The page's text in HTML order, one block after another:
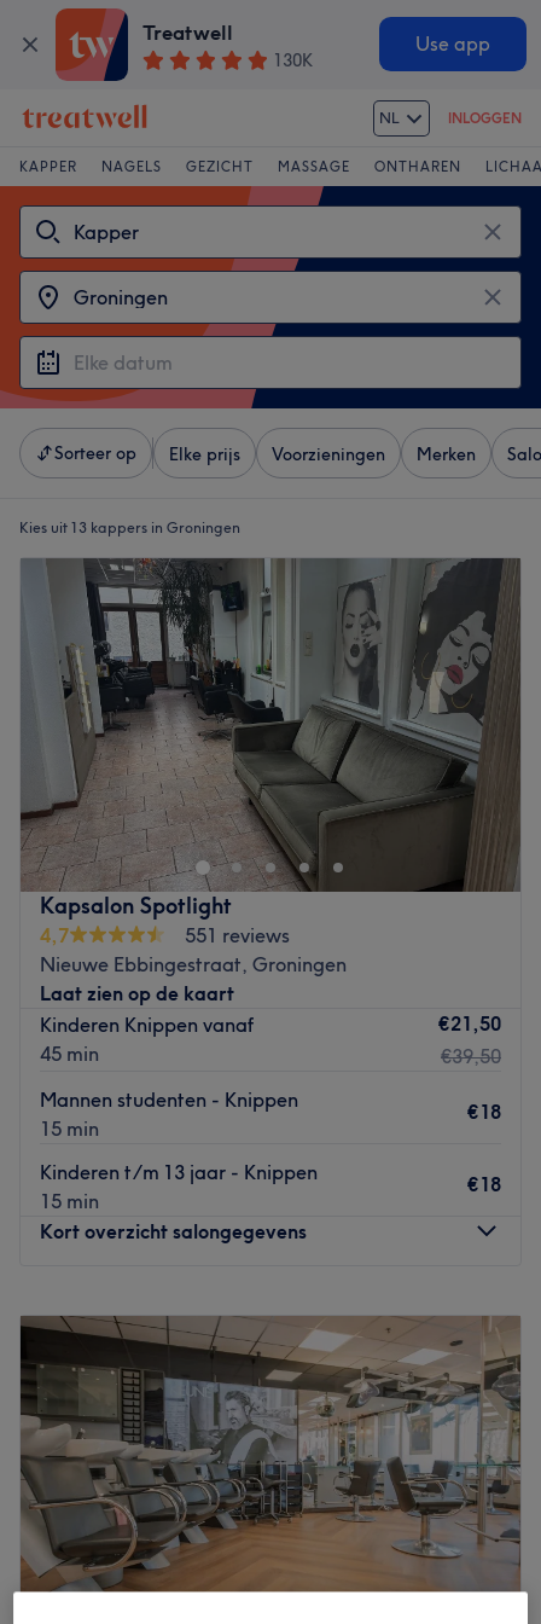
Treatwell
130K
Use app
NL INLOGGEN
KAPPER NAGELS GEZICHT MASSAGE ONTHAREN
Sorteer op Elke prijs Voorzieningen Merken
Kies uit 13 kappers in Groningen
Kapsalon Spotlight
4,7
551 reviews
Nieuwe Ebbingestraat, Groningen
Laat zien op de kaart
Kinderen Knippen vanaf
45 min
€21,50
€39,50
Mannen studenten - Knippen
15 min
€18
Kinderen t/m 13 jaar - Knippen
15 min
€18
Kort overzicht salongegevens
Dinsdag
09:30
09:30–18:00
Donderdag
09:30–18:00
Vrijdag
09:30–18:00
Zaterdag
10:00
Zondag
Gesloten
Kapsalon Spotlight in Groningen is een salon waar zorg
en comfort centraal staan, met als doel de klanten een
unieke wellnesservaring te bieden.